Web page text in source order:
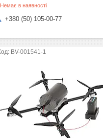
Немає в наявності
+380 (50) 105-00-77
BV-001541-1